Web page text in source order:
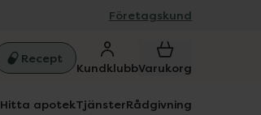
Företagskund
Recept
KundklubbVarukorg
Hitta apotekTjänsterRådgivning